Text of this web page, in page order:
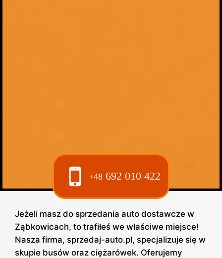
+48 692 010 422
Jeżeli masz do sprzedania auto dostawcze w
Ząbkowicach, to trafiłeś we właściwe miejsce!
Nasza firma, sprzedaj-auto.pl, specjalizuje się w
skupie busów oraz ciężarówek. Oferujemy